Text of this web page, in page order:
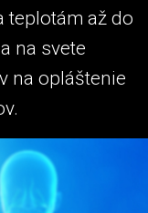
teplotám až do
na svete
na opláštenie